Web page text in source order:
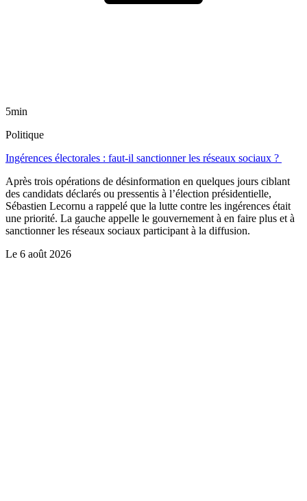
5min
Politique
Ingérences électorales : faut-il sanctionner les réseaux sociaux ?
Après trois opérations de désinformation en quelques jours ciblant
des candidats déclarés ou pressentis à l’élection présidentielle,
Sébastien Lecornu a rappelé que la lutte contre les ingérences était
une priorité. La gauche appelle le gouvernement à en faire plus et à
sanctionner les réseaux sociaux participant à la diffusion.
Le 6 août 2026